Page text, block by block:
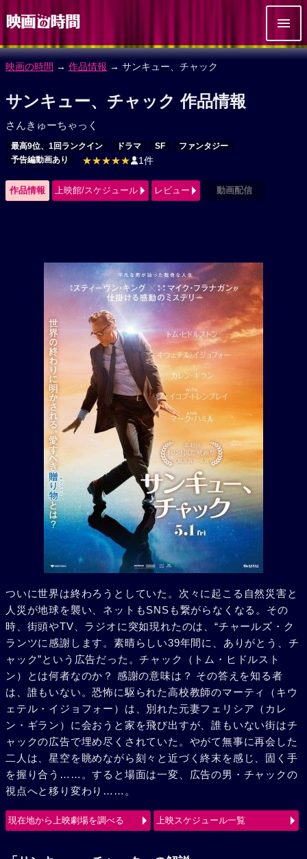
映画の時間 → 作品情報 → サンキュー、チャック
サンキュー、チャック 作品情報
さんきゅーちゃっく
最高9位、1回ランクイン ドラマ SF
ファンタジー
予告編動画あり
★★★★★ 1件
作品情報 上映館/スケジュール レビュー 動画配信
ついに世界は終わろうとしていた。次々に起こる自然災害と
人災が地球を襲い、ネットもSNSも繋がらなくなる。その
時、街頭やTV、ラジオに突如現れたのは、“チャールズ・ク
ランツに感謝します。素晴らしい39年間に、ありがとう、チ
ャック”という広告だった。チャック（トム・ヒドルスト
ン）とは何者なのか？ 感謝の意味は？ その答えを知る者
は、誰もいない。恐怖に駆られた高校教師のマーティ（キウ
ェテル・イジョフォー）は、別れた元妻フェリシア（カレ
ン・ギラン）に会おうと家を飛び出すが、誰もいない街はチ
ャックの広告で埋め尽くされていた。やがて無事に再会した
二人は、星空を眺めながら刻々と近づく終末を感じ、固く手
を握り合う……。すると場面は一変、広告の男・チャックの
視点へと移り変わり……。
現在地から上映劇場を調べる 上映スケジュール一覧